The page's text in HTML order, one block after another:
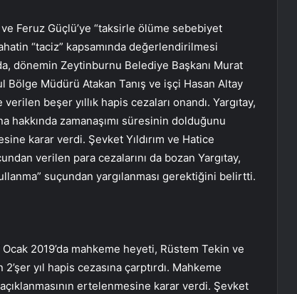
Feruz Güçlü’ye “taksirle ölüme sebebiyet
“taciz” kapsamında değerlendirilmesi
dönemin Zeytinburnu Belediye Başkanı Murat
Bölge Müdürü Atakan Tanış ve işçi Hasan Altay
beşer yıllık hapis cezaları onandı. Yargıtay,
zamanaşımı süresinin dolduğunu
karar verdi. Şevket Yıldırım ve Hatice
verilen para cezalarını da bozan Yargıtay,
suçundan yargılanması gerektiğini belirtti.
2019’da mahkeme heyeti, Rüstem Tekin ve
yıl hapis cezasına çarptırdı. Mahkeme
ertelenmesine karar verdi. Şevket